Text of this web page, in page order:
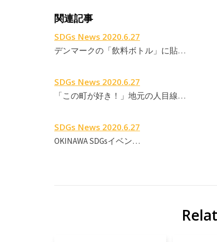
関連記事
SDGs News 2020.6.27
デンマークの「飲料ボトル」に貼…
SDGs News 2020.6.27
「この町が好き！」地元の人目線…
SDGs News 2020.6.27
OKINAWA SDGsイベン…